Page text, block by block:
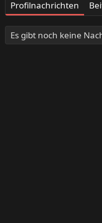
Profilnachrichten
Es gibt noch keine